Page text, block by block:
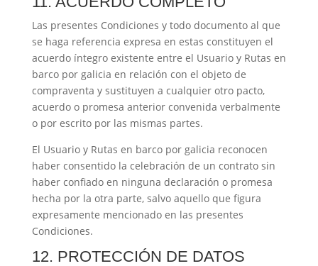
Las presentes Condiciones y todo documento al que
se haga referencia expresa en estas constituyen el
acuerdo íntegro existente entre el Usuario y Rutas en
barco por galicia en relación con el objeto de
compraventa y sustituyen a cualquier otro pacto,
acuerdo o promesa anterior convenida verbalmente
o por escrito por las mismas partes.
El Usuario y Rutas en barco por galicia reconocen
haber consentido la celebración de un contrato sin
haber confiado en ninguna declaración o promesa
hecha por la otra parte, salvo aquello que figura
expresamente mencionado en las presentes
Condiciones.
12. PROTECCIÓN DE DATOS